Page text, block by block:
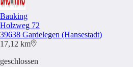
Bauking
Holzweg 72
39638 Gardelegen (Hansestadt)
17,12 km
geschlossen